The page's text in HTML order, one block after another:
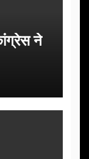
ने